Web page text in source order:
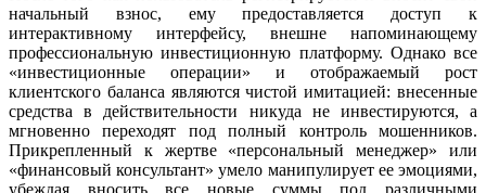
начальный взнос, ему предоставляется доступ к
интерактивному интерфейсу, внешне напоминающему
профессиональную инвестиционную платформу. Однако все
«инвестиционные операции» и отображаемый рост
клиентского баланса являются чистой имитацией: внесенные
средства в действительности никуда не инвестируются, а
мгновенно переходят под полный контроль мошенников.
Прикрепленный к жертве «персональный менеджер» или
«финансовый консультант» умело манипулирует ее эмоциями,
убеждая вносить все новые суммы под различными